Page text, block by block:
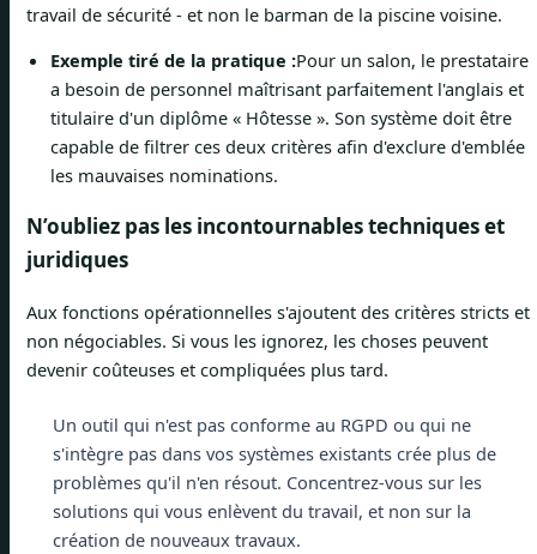
travail de sécurité - et non le barman de la piscine voisine.
Exemple tiré de la pratique :Pour un salon, le prestataire
a besoin de personnel maîtrisant parfaitement l'anglais et
titulaire d'un diplôme « Hôtesse ». Son système doit être
capable de filtrer ces deux critères afin d'exclure d'emblée
les mauvaises nominations.
N’oubliez pas les incontournables techniques et
juridiques
Aux fonctions opérationnelles s'ajoutent des critères stricts et
non négociables. Si vous les ignorez, les choses peuvent
devenir coûteuses et compliquées plus tard.
Un outil qui n'est pas conforme au RGPD ou qui ne
s'intègre pas dans vos systèmes existants crée plus de
problèmes qu'il n'en résout. Concentrez-vous sur les
solutions qui vous enlèvent du travail, et non sur la
création de nouveaux travaux.